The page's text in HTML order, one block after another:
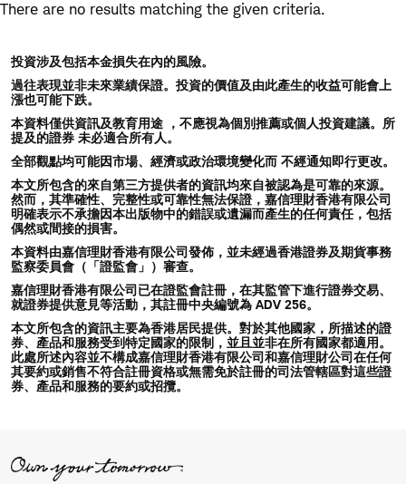
Skip
navigation
Skip
There are no results matching the given criteria.
投資涉及包括本金損失在內的風險。
過往表現並非未來業績保證。投資的價值及由此產生的收益可能會上
漲也可能下跌。
本資料僅供資訊及教育用途 ，不應視為個別推薦或個人投資建議。所
提及的證券 未必適合所有人。
全部觀點均可能因市場、經濟或政治環境變化而 不經通知即行更改。
本文所包含的來自第三方提供者的資訊均來自被認為是可靠的來源。
然而，其準確性、完整性或可靠性無法保證，嘉信理財香港有限公司
明確表示不承擔因本出版物中的錯誤或遺漏而產生的任何責任，包括
偶然或間接的損害。
本資料由嘉信理財香港有限公司發佈，並未經過香港證券及期貨事務
監察委員會（「證監會」）審查。
嘉信理財香港有限公司已在證監會註冊，在其監管下進行證券交易、
就證券提供意見等活動，其註冊中央編號為 ADV 256。
本文所包含的資訊主要為香港居民提供。對於其他國家，所描述的證
券、產品和服務受到特定國家的限制，並且並非在所有國家都適用。
此處所述內容並不構成嘉信理財香港有限公司和嘉信理財公司在任何
其要約或銷售不符合註冊資格或無需免於註冊的司法管轄區對這些證
券、產品和服務的要約或招攬。